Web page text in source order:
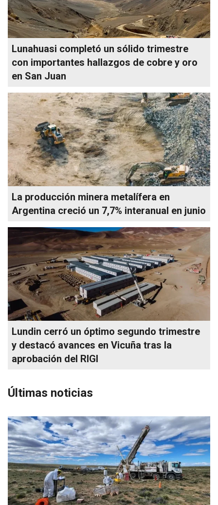
Lunahuasi completó un sólido trimestre
con importantes hallazgos de cobre y oro
en San Juan
La producción minera metalífera en
Argentina creció un 7,7% interanual en junio
Lundin cerró un óptimo segundo trimestre
y destacó avances en Vicuña tras la
aprobación del RIGI
Últimas noticias